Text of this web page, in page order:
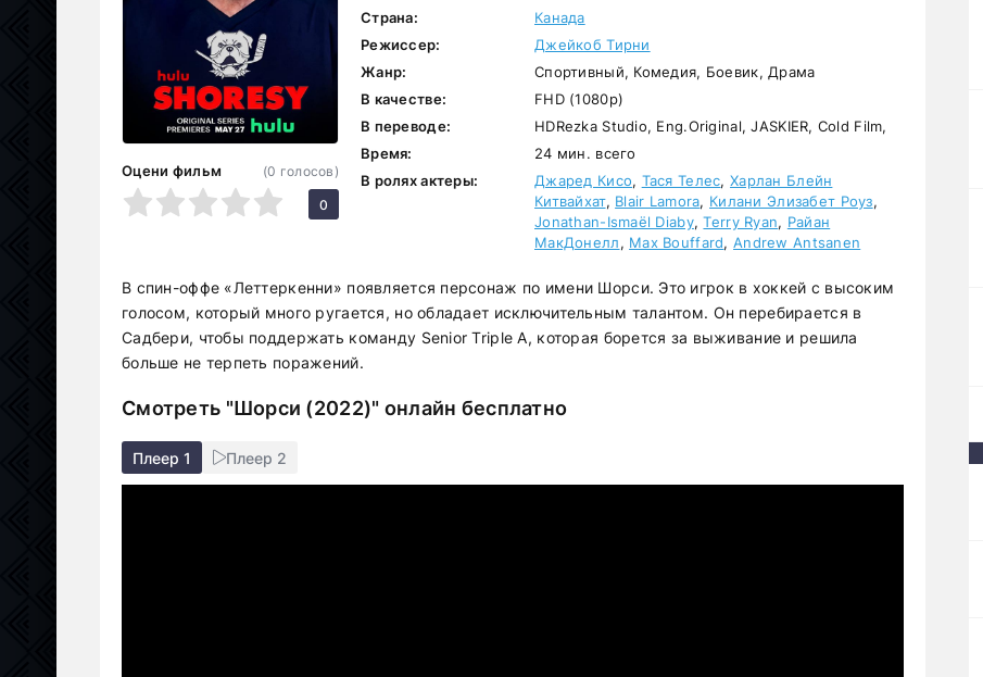
Оцени фильм
5
(0 голосов)
0
Страна:
Канада
Режиссер:
Джейкоб Тирни
Жанр:
Спортивный, Комедия, Боевик, Драма
В качестве:
FHD (1080p)
В переводе:
HDRezka Studio, Eng.Original, JASKIER, Cold Film,
Время:
24 мин. всего
В ролях актеры:
Джаред Кисо, Тася Телес,Харлан Блейн
Китвайхат, Blair Lamora, Килани Элизабет Роуз,
Jonathan-Ismaël Diaby,Terry Ryan, Райан
МакДонелл, Max Bouffard,Andrew Antsanen
В спин-оффе «Леттеркенни» появляется персонаж по имени Шорси. Это игрок в хоккей с высоким
голосом, который много ругается, но обладает исключительным талантом. Он перебирается в
Садбери, чтобы поддержать команду Senior Triple A, которая борется за выживание и решила
больше не терпеть поражений.
Смотреть "Шорси (2022)" онлайн бесплатно
Плеер 1 Плеер 2